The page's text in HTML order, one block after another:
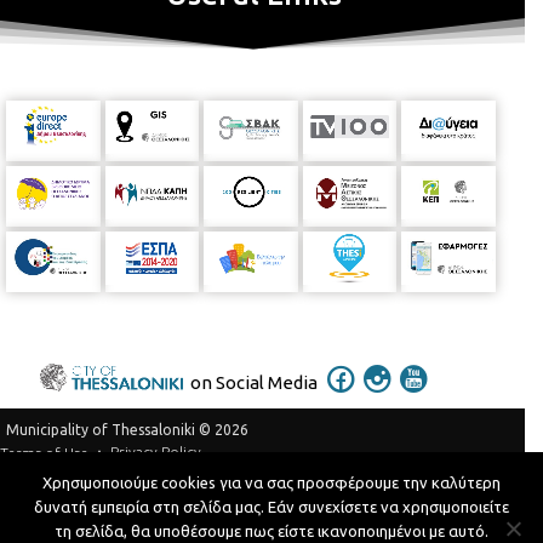
Βιβλιοθήκη 40 Εκκλησιών τηλ: 2310203443 Η Περιφερειακή
Βιβλιοθήκη 40 Εκκλησιών είναι μέλος του Δικτύου Βιβλιοθηκών
Περιφερειακή Βιβλιοθήκη 40 Εκκλησιών
τηλ. 2310 203443
on Social Media
Municipality of Thessaloniki © 2026
Terms of Use
Privacy Policy
Telephone Catalog
Developed byMyCompany Projects
Χρησιμοποιούμε cookies για να σας προσφέρουμε την καλύτερη
δυνατή εμπειρία στη σελίδα μας. Εάν συνεχίσετε να χρησιμοποιείτε
τη σελίδα, θα υποθέσουμε πως είστε ικανοποιημένοι με αυτό.